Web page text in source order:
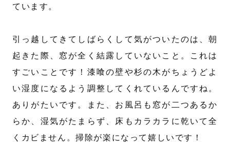
ています。
引っ越してきてしばらくして気がついたのは、朝
起きた際、窓が全く結露していないこと。これは
すごいことです！漆喰の壁や杉の木がちょうどよ
い湿度になるよう調整してくれているんですね。
ありがたいです。また、お風呂も窓が二つあるか
らか、湿気がたまらず、床もカラカラに乾いて全
くカビません。掃除が楽になって嬉しいです！